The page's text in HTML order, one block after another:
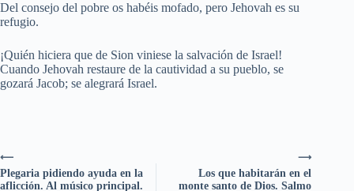
Del consejo del pobre os habéis mofado, pero Jehovah es su
refugio.
¡Quién hiciera que de Sion viniese la salvación de Israel!
Cuando Jehovah restaure de la cautividad a su pueblo, se
gozará Jacob; se alegrará Israel.
⟶
Los que habitarán en el
monte santo de Dios. Salmo
⟵
Plegaria pidiendo ayuda en la
aflicción. Al músico principal.